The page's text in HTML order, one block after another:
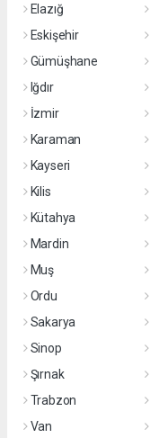
Elazığ
Eskişehir
Gümüşhane
Iğdır
İzmir
Karaman
Kayseri
Kilis
Kütahya
Mardin
Muş
Ordu
Sakarya
Sinop
Şırnak
Trabzon
Van